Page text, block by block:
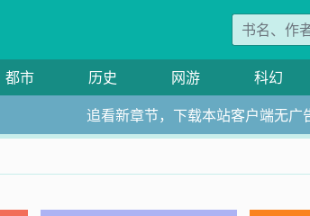
都市 历史 网游 科幻
追看新章节，下载本站客户端无广